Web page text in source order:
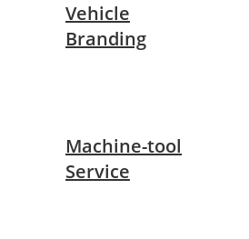
Vehicle
Branding
Machine-tool
Service